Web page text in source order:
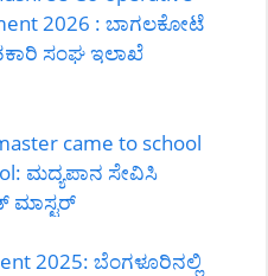
2026 : ಬಾಗಲಕೋಟೆ
ಸಂಘ ಇಲಾಖೆ
came to school
ಮದ್ಯಪಾನ ಸೇವಿಸಿ
ಮಾಸ್ಟರ್
2025: ಬೆಂಗಳೂರಿನಲ್ಲಿ